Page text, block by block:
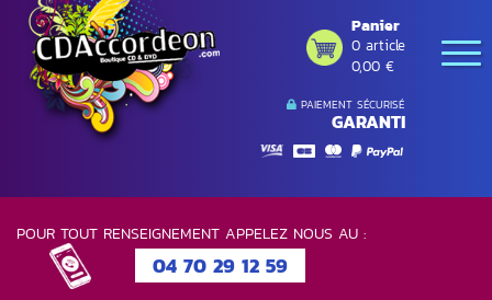
PAIEMENT SÉCURISÉ
GARANTI
Panier
0 article
0,00 €
POUR TOUT RENSEIGNEMENT APPELEZ NOUS AU :
04 70 29 12 59